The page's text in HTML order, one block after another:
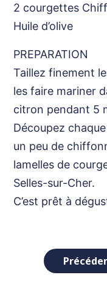
2 courgettes
Huile d’olive
PREPARATION
Taillez finement
les faire mariner
citron pendant 5
Découpez
un peu de
lamelles de
Selles-sur-Cher.
C’est prêt à
Navigation